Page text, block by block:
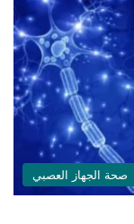
صحة الجهاز العصبي